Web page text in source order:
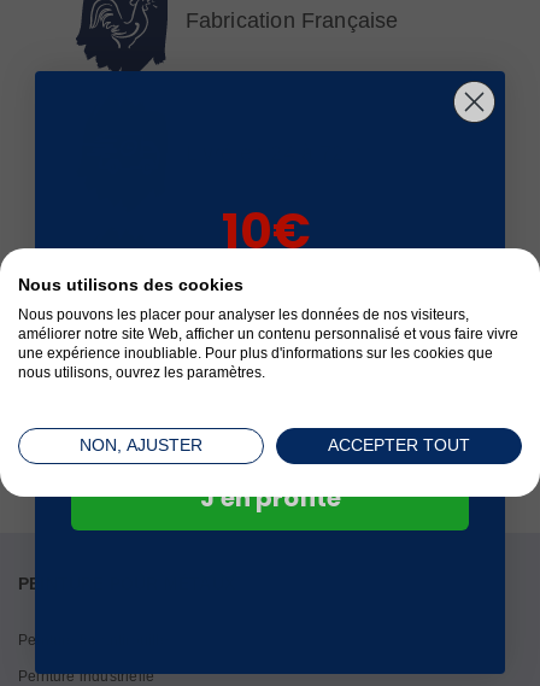
Fabrication Française
Satisfait ou remboursé
PEINTURE POUR MÉTAUX
Peinture fer antirouille
Peinture industrielle
Nous utilisons des cookies
Nous pouvons les placer pour analyser les données de nos visiteurs,
améliorer notre site Web, afficher un contenu personnalisé et vous faire vivre
une expérience inoubliable. Pour plus d'informations sur les cookies que
nous utilisons, ouvrez les paramètres.
ACCEPTER TOUT
NON, AJUSTER
10€
sur votre 1ère
commande*
J'en profite